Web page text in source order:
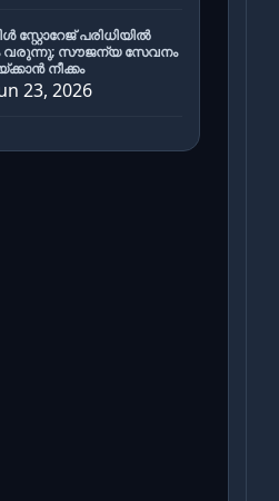
സ്റ്റോറേജ് പരിധിയിൽ
വരുന്നു; സൗജന്യ സേവനം
നീക്കം
23, 2026